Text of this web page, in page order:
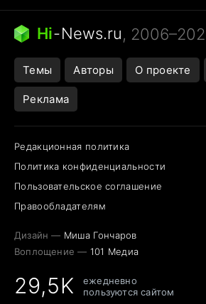
Бензин 100 и 95
Тунцы в
Следующая пандемия
Hi-News.ru,
Темы Авторы О проекте
Реклама
Редакционная политика
Политика конфиденциальности
Пользовательское соглашение
Правообладателям
Дизайн — Миша Гончаров
Воплощение — 101 Медиа
29,5K
ежедневно
пользуются сайтом